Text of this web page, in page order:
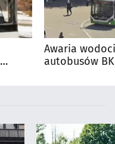
Awaria
autobusów